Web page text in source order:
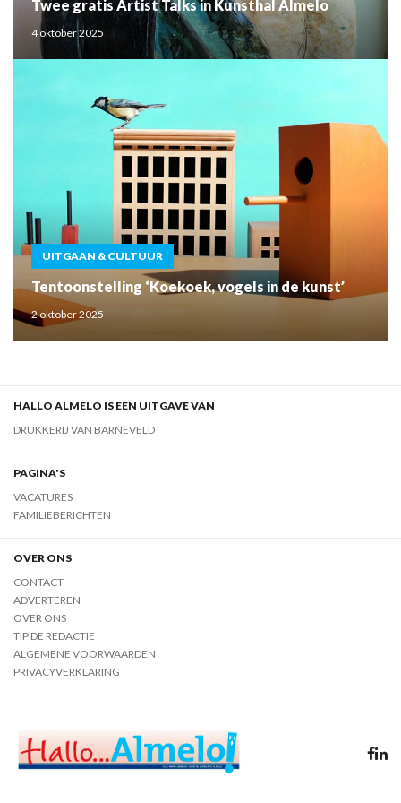
Twee gratis Artist Talks in Kunsthal Almelo
4 oktober 2025
UITGAAN & CULTUUR
Tentoonstelling ‘Koekoek, vogels in de kunst’
2 oktober 2025
HALLO ALMELO IS EEN UITGAVE VAN
DRUKKERIJ VAN BARNEVELD
PAGINA'S
VACATURES
FAMILIEBERICHTEN
OVER ONS
CONTACT
ADVERTEREN
OVER ONS
TIP DE REDACTIE
ALGEMENE VOORWAARDEN
PRIVACYVERKLARING